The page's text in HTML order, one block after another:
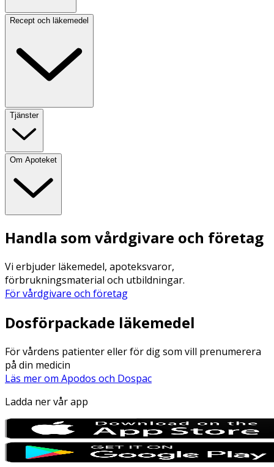
Recept och läkemedel
Tjänster
Om Apoteket
Handla som vårdgivare och företag
Vi erbjuder läkemedel, apoteksvaror,
förbrukningsmaterial och utbildningar.
För vårdgivare och företag
Dosförpackade läkemedel
För vårdens patienter eller för dig som vill prenumerera
på din medicin
Läs mer om Apodos och Dospac
Ladda ner vår app